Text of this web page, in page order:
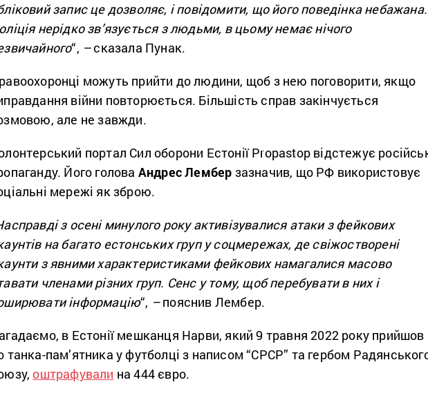
запис це дозволяє, і повідомити, що його поведінка небажана.
нерідко зв’язується з людьми, в цьому немає нічого
“, –сказала Пунак.
можуть прийти до людини, щоб з нею поговорити, якщо
війни повторюється. Більшість справ закінчується
але не завжди.
портал Сил оборони Естонії Propastop відстежує
Його голова Андрес Лембер зазначив, що РФ використовує
мережі як зброю.
зосені минулого року активізувалися атаки з фейкових
на багато естонських груп у соцмережах, де свіжостворені
з явними характеристиками фейкових намагалися масово
членами різних груп. Сенс у тому, щоб перебувати в них і
інформацію“, –пояснив Лембер.
в Естонії мешканця Нарви, який 9 травня 2022 року прийшов
танка-пам’ятника у футболці з написом “СРСР” та гербом
оштрафували на 444 євро.